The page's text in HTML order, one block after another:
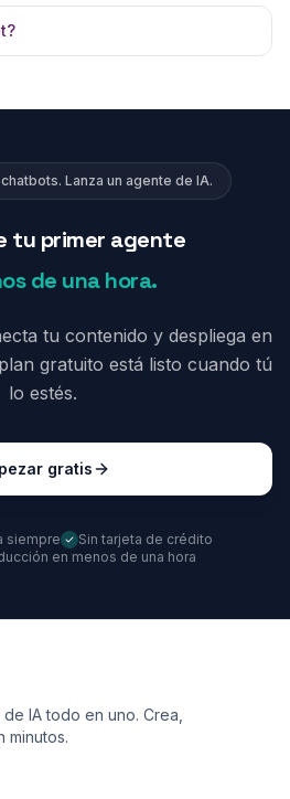
Lanza un agente de IA.
tu primer agente
de una hora.
tu contenido y despliega en
gratuito está listo cuando tú
lo estés.
gratis
siempre
Sin tarjeta de crédito
en menos de una hora
IA todo en uno. Crea,
minutos.